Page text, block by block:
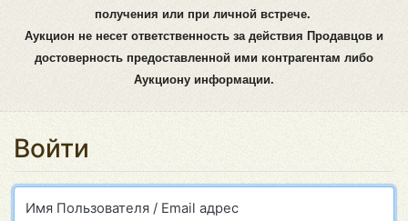
получения или при личной встрече.
Аукцион не несет ответственность за действия Продавцов и
достоверность предоставленной ими контрагентам либо
Аукциону информации.
Войти
Имя Пользователя / Email адрес